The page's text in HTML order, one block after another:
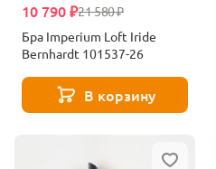
21 580 ₽
10 790 ₽
Бра Imperium Loft Iride
Bernhardt 101537-26
В корзину